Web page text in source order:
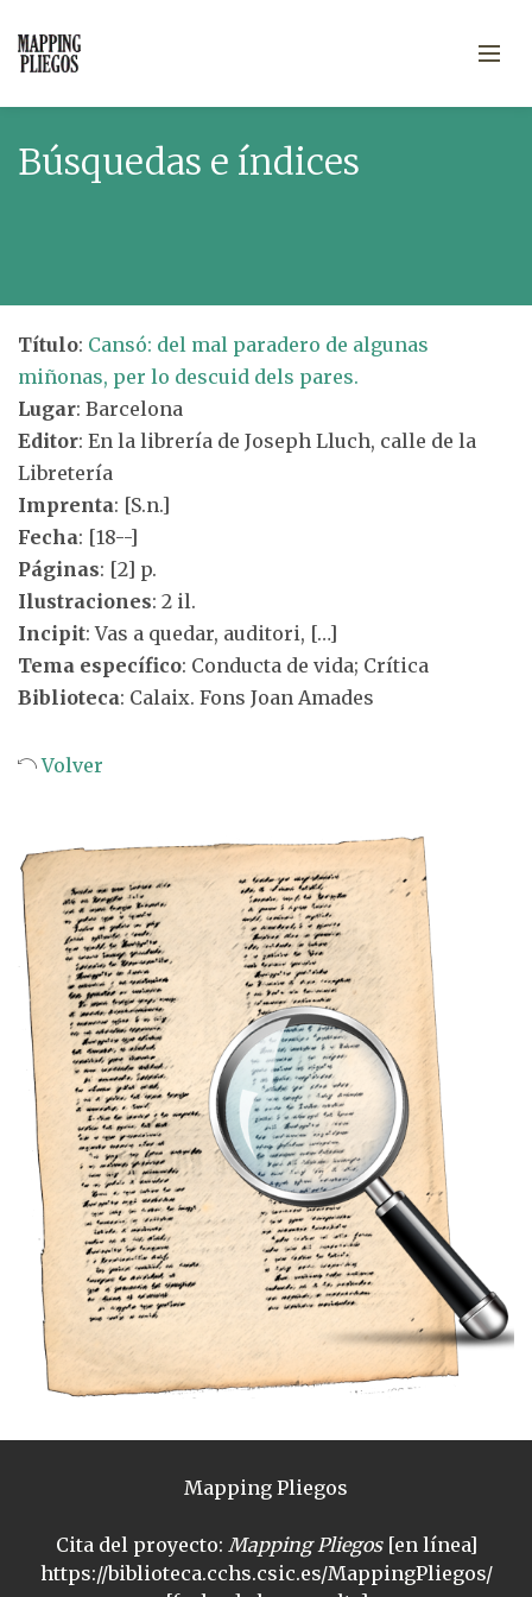
Búsquedas e índices
Título: Cansó: del mal paradero de algunas
miñonas, per lo descuid dels pares.
Lugar: Barcelona
Editor: En la librería de Joseph Lluch, calle de la
Libretería
Imprenta: [S.n.]
Fecha: [18--]
Páginas: [2] p.
Ilustraciones: 2 il.
Incipit: Vas a quedar, auditori, […]
Tema específico: Conducta de vida; Crítica
Biblioteca: Calaix. Fons Joan Amades
Volver
Mapping Pliegos
Cita del proyecto: Mapping Pliegos[en línea]
https://biblioteca.cchs.csic.es/MappingPliegos/